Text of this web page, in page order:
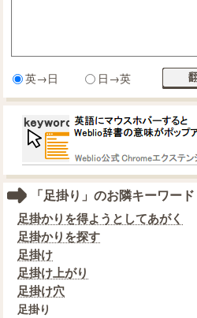
英→日 日→英
「足掛り」のお隣キーワード
足掛かりを得ようとしてあがく
足掛かりを探す
足掛け
足掛け上がり
足掛け穴
足掛り